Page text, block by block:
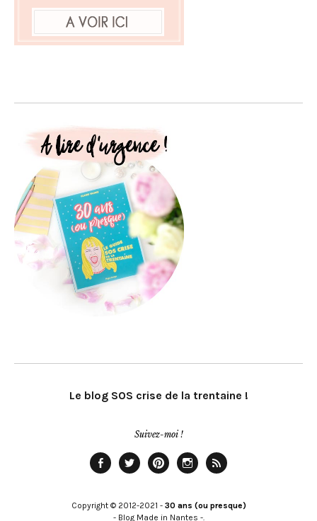
Le blog SOS crise de la trentaine !
Suivez-moi !
Copyright © 2012-2021 - 30 ans (ou presque)
- Blog Made in Nantes -